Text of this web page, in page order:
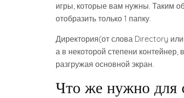
игры, которые вам нужны. Таким
отобразить только 1 папку.
Директория(от слова Directory
а в некоторой степени
разгружая основной экран.
Что же нужно для